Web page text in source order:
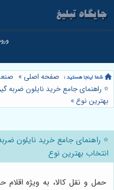
صفحه اصلی »
⭐️ راهنمای جامع خرید نایلون ضربه
بهترین نوع»
⭐️ راهنمای جامع خرید نایلون
انتخاب بهترین نوع
حمل و نقل کالا، به ویژه